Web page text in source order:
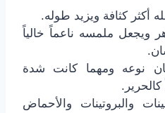
أكثر كثافة ويزيد طوله.
ويجعل ملمسه ناعماً خالياً
نوعه ومهما كانت شدة
والبروتينات والأحماض